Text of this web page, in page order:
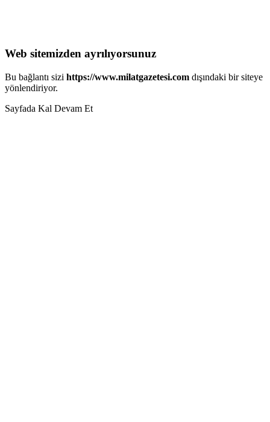
Web sitemizden ayrılıyorsunuz
Bu bağlantı sizi https://www.milatgazetesi.com dışındaki bir siteye
yönlendiriyor.
Sayfada Kal Devam Et